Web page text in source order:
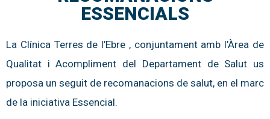
ESSENCIALS
La Clínica Terres de l’Ebre , conjuntament amb l’Àrea de
Qualitat i Acompliment del Departament de Salut us
proposa un seguit de recomanacions de salut, en el marc
de la iniciativa Essencial.